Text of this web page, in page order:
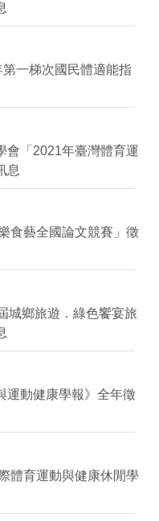
第一梯次國民體適能指
會「2021年臺灣體育運
息
食藝全國論文競賽」徵
城鄉旅遊．綠色饗宴旅
運動健康學報》全年徵
體育運動與健康休閒學